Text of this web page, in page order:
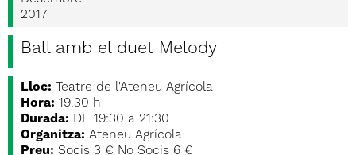
2017
Ball amb el duet Melody
Lloc:
Teatre de l'Ateneu Agrícola
Hora: 19.30 h
Durada: DE 19:30 a 21:30
Organitza: Ateneu Agrícola
Preu: Socis 3 € No Socis 6 €